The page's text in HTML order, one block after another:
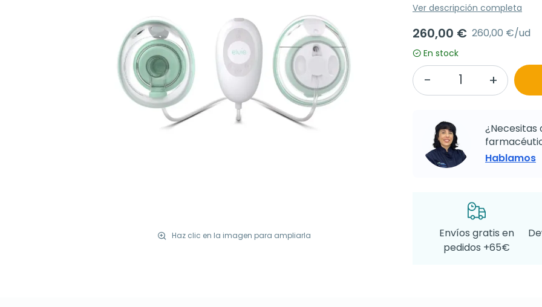
Haz clic en la imagen para ampliarla
Ver descripción completa
260,00 € 260,00 €/ud
En stock
¿Necesitas
Hablamos
Envíos gratis en
pedidos +65€